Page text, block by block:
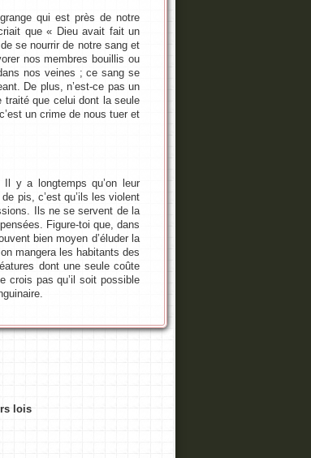
qui est près de notre
que « Dieu avait fait un
se nourrir de notre sang et
nos membres bouillis ou
nos veines ; ce sang se
De plus, n’est-ce pas un
traité que celui dont la seule
un crime de nous tuer et
y a longtemps qu’on leur
pis, c’est qu’ils les violent
Ils ne se servent de la
Figure-toi que, dans
bien moyen d’éluder la
mangera les habitants des
dont une seule coûte
crois pas qu’il soit possible
lois